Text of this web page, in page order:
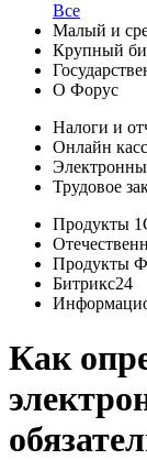
Все
Малый и
Крупный
О Форус
Налоги и
Онлайн
Трудовое
Продукты
Продукты
Битрикс24
Как